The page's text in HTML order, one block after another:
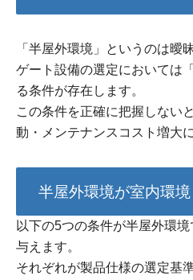
「半屋外環境」というのは曖
ゲート設備の選定においては
る条件が存在します。
この条件を正確に把握しない
動・メンテナンスコスト増大
半屋外環境が室内環
以下の5つの条件が半屋外環
与えます。
それぞれが製品仕様の選定基